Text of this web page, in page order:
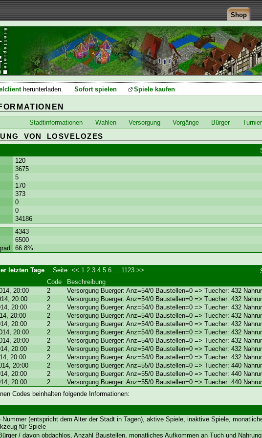
Shop
herunterladen. Sofort spielen Spiele kaufen
Stadtinformationen Wahlen Versorgung Vorgänge Bürger
VON LOSVELOZES
120
3675
5
170
373
0
0
34186
4343
6500
66.8%
letzten Tage Seite:<< 1 2 3 45 6 1123 >>
Code
Beschreibung
20:00
2
Versorgung Buerger: Anz=54/0 Baustellen=0 => Tuecher: 432
20:00
2
Versorgung Buerger: Anz=54/0 Baustellen=0 => Tuecher: 432
20:00
2
Versorgung Buerger: Anz=54/0 Baustellen=0 => Tuecher: 432
20:00
2
Versorgung Buerger: Anz=54/0 Baustellen=0 => Tuecher: 432
20:00
2
Versorgung Buerger: Anz=54/0 Baustellen=0 => Tuecher: 432
20:00
2
Versorgung Buerger: Anz=54/0 Baustellen=0 => Tuecher: 432
20:00
2
Versorgung Buerger: Anz=54/0 Baustellen=0 => Tuecher: 432
20:00
2
Versorgung Buerger: Anz=54/0 Baustellen=0 => Tuecher: 432
20:00
2
Versorgung Buerger: Anz=54/0 Baustellen=0 => Tuecher: 432
20:00
2
Versorgung Buerger: Anz=55/0 Baustellen=0 => Tuecher: 440
20:00
2
Versorgung Buerger: Anz=55/0 Baustellen=0 => Tuecher: 440
20:00
2
Versorgung Buerger: Anz=55/0 Baustellen=0 => Tuecher: 440
Codes beinhalten folgende Informationen:
Nummer (entspricht dem Alter der Stadt in Tagen), aktive Spiele, inaktive Spiele,
für Spiele
/ davon obdachlos, Anzahl Baustellen, monatliches Aufkommen an Tuch und